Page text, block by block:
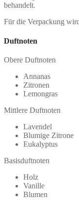
behandelt.
Für die Verpackung
Duftnoten
Obere Duftnoten
Annanas
Zitronen
Lemongras
Mittlere Duftnoten
Lavendel
Blumige Zitrone
Eukalyptus
Basisduftnoten
Holz
Vanille
Blumen